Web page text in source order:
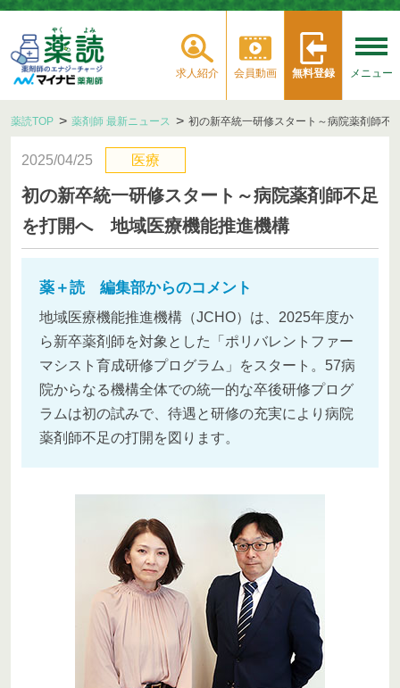
求人紹介 会員動画 無料登録 メニュー
薬読TOP 薬剤師 最新ニュース 初の新卒統一研修スタート～病院薬剤師
2025/04/25 医療
初の新卒統一研修スタート～病院薬剤師不足
を打開へ 地域医療機能推進機構
薬＋読 編集部からのコメント
地域医療機能推進機構（JCHO）は、2025年度か
ら新卒薬剤師を対象とした「ポリバレントファー
マシスト育成研修プログラム」をスタート。57病
院からなる機構全体での統一的な卒後研修プログ
ラムは初の試みで、待遇と研修の充実により病院
薬剤師不足の打開を図ります。